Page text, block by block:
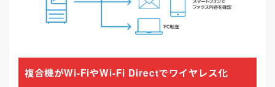
複合機がWi-FiやWi-Fi Directでワイヤレス化